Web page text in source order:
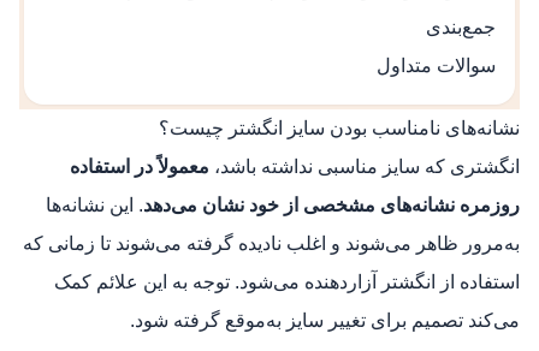
جمع‌بندی
سوالات متداول
نشانه‌های نامناسب بودن سایز انگشتر چیست؟
انگشتری که سایز مناسبی نداشته باشد، معمولاً در استفاده
روزمره نشانه‌های مشخصی از خود نشان می‌دهد. این نشانه‌ها
به‌مرور ظاهر می‌شوند و اغلب نادیده گرفته می‌شوند تا زمانی که
استفاده از انگشتر آزاردهنده می‌شود. توجه به این علائم کمک
می‌کند تصمیم برای تغییر سایز به‌موقع گرفته شود.